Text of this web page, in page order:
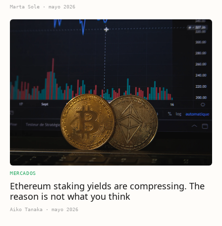
Marta Sole · mayo 2026
MERCADOS
Ethereum staking yields are compressing. The
reason is not what you think
Aiko Tanaka · mayo 2026